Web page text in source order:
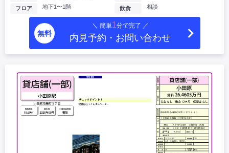
フロア 地下1〜1階 飲食 相談
無料
＼ 簡単1分で完了 ／
内見予約・お問い合わせ